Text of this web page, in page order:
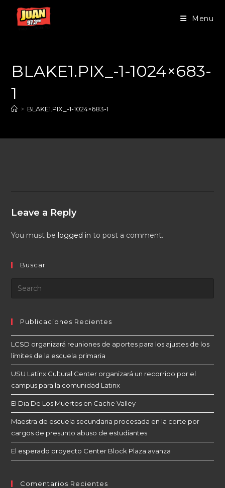
Menu
BLAKE1.PIX_-1-1024×683-
1
> BLAKE1.PIX_-1-1024×683-1
Leave a Reply
You must be logged in to post a comment.
Buscar
Publicaciones Recientes
LCSD organizará reuniones de aportes para los ajustes de los
límites de la escuela primaria
USU Latinx Cultural Center organizará un recorrido por el
campus para la comunidad Latinx
El Dia De Los Muertos en Cache Valley
Maestra de escuela secundaria procesada en la corte por
cargos de presunto abuso de estudiantes
El esperado proyecto Center Block Plaza avanza
Comentarios Recientes